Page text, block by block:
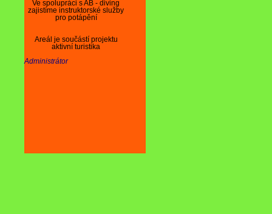
Ve spolupráci s AB - diving
zajistíme instruktorské služby
pro potápění
Areál je součástí projektu
aktivní turistika
Administrátor